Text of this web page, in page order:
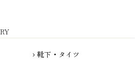
ィブ）
chevron_right 靴下・タイツ